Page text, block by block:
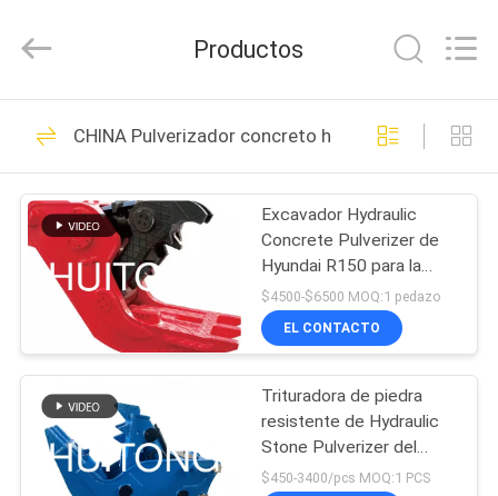
CASA
PRODUCTOS
ESPECTÁCULO
SOBRE
NOSOTROS
Huitong
Machinery
All
Reserved.
Cubo de la roca del
excavador
258
cubo resistente del
excavador
158
Productos
CHINA Pulverizador concreto hidráulico
Excavador Hydraulic
Concrete Pulverizer de
Hyundai R150 para la
construcción
$4500-$6500 MOQ:1 pedazo
EL CONTACTO
Trituradora de piedra
resistente de Hydraulic
Stone Pulverizer del
excavador adaptable
$450-3400/pcs MOQ:1 PCS